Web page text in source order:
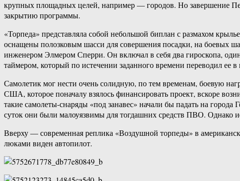
крупных площадных целей, например — городов. Но завершение
закрытию программы.
«Торпеда» представляла собой небольшой биплан с размахом
оснащены полозковым шасси для совершения посадки, на боевых
инженером Элмером Сперри. Он включал в себя два гироскопа,
таймером, который по истечении заданного времени переводил ее
Самолетик мог нести очень солидную, по тем временам, боевую
США, которое поначалу взялось финансировать проект, вскоре
такие самолеты-снаряды «под занавес» начали бы падать на
суток они были малоуязвимы для тогдашних средств ПВО. Однако
Вверху — современная реплика «Воздушной торпеды» в
люками виден автопилот.